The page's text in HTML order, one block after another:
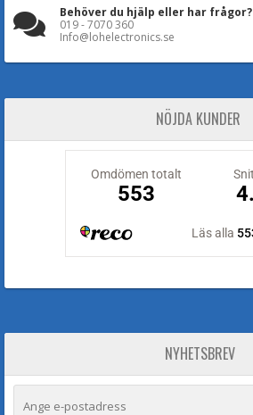
Behöver du hjälp eller har frågor?
019 - 7070 360
Info@lohelectronics.se
NÖJDA KUNDER
NYHETSBREV